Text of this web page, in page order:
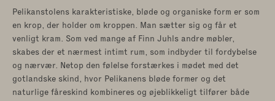
Pelikanstolens karakteristiske, bløde og organiske form er som
en krop, der holder om kroppen. Man sætter sig og får et
venligt kram. Som ved mange af Finn Juhls andre møbler,
skabes der et nærmest intimt rum, som indbyder til fordybelse
og nærvær. Netop den følelse forstærkes i mødet med det
gotlandske skind, hvor Pelikanens bløde former og det
naturlige fåreskind kombineres og øjeblikkeligt tilfører både